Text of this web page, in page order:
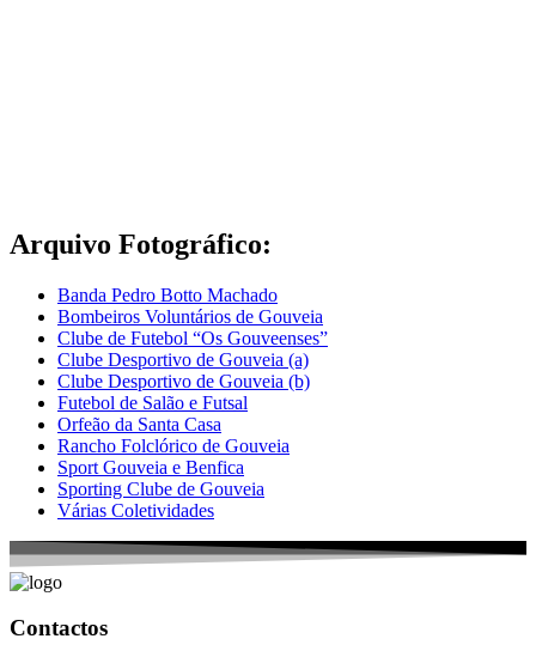
Arquivo Fotográfico:
Banda Pedro Botto Machado
Bombeiros Voluntários de Gouveia
Clube de Futebol “Os Gouveenses”
Clube Desportivo de Gouveia (a)
Clube Desportivo de Gouveia (b)
Futebol de Salão e Futsal
Orfeão da Santa Casa
Rancho Folclórico de Gouveia
Sport Gouveia e Benfica
Sporting Clube de Gouveia
Várias Coletividades
Contactos